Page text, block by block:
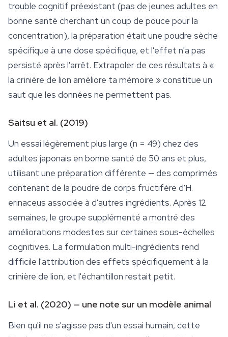
trouble cognitif préexistant (pas de jeunes adultes en
bonne santé cherchant un coup de pouce pour la
concentration), la préparation était une poudre sèche
spécifique à une dose spécifique, et l'effet n'a pas
persisté après l'arrêt. Extrapoler de ces résultats à «
la crinière de lion améliore ta mémoire » constitue un
saut que les données ne permettent pas.
Saitsu et al. (2019)
Un essai légèrement plus large (n = 49) chez des
adultes japonais en bonne santé de 50 ans et plus,
utilisant une préparation différente — des comprimés
contenant de la poudre de corps fructifère d'H.
erinaceus associée à d'autres ingrédients. Après 12
semaines, le groupe supplémenté a montré des
améliorations modestes sur certaines sous-échelles
cognitives. La formulation multi-ingrédients rend
difficile l'attribution des effets spécifiquement à la
crinière de lion, et l'échantillon restait petit.
Li et al. (2020) — une note sur un modèle animal
Bien qu'il ne s'agisse pas d'un essai humain, cette